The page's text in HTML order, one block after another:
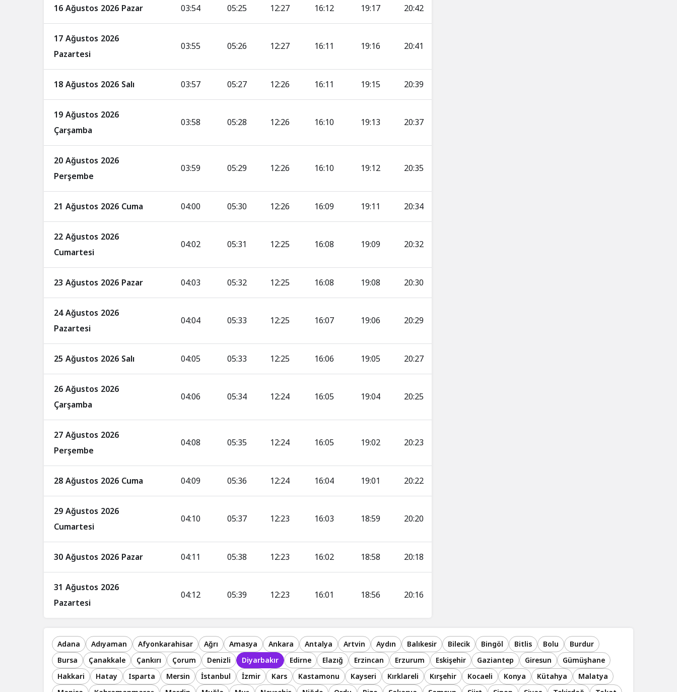
16 Ağustos 2026 Pazar 03:54 05:25 12:27 16:12 19:17
20:42
17 Ağustos 2026
Pazartesi
03:55 05:26 12:27 16:11 19:16 20:41
18 Ağustos 2026 Salı 03:57 05:27 12:26 16:11 19:15
20:39
19 Ağustos 2026
Çarşamba
03:58 05:28 12:26 16:10 19:13 20:37
20 Ağustos 2026
Perşembe
03:59 05:29 12:26 16:10 19:12 20:35
21 Ağustos 2026 Cuma 04:00 05:30 12:26 16:09 19:11
20:34
22 Ağustos 2026
Cumartesi
04:02 05:31 12:25 16:08 19:09 20:32
23 Ağustos 2026 Pazar 04:03 05:32 12:25 16:08 19:08
20:30
24 Ağustos 2026
Pazartesi
04:04 05:33 12:25 16:07 19:06 20:29
25 Ağustos 2026 Salı 04:05 05:33 12:25 16:06 19:05
20:27
26 Ağustos 2026
Çarşamba
04:06 05:34 12:24 16:05 19:04 20:25
27 Ağustos 2026
Perşembe
04:08 05:35 12:24 16:05 19:02 20:23
28 Ağustos 2026 Cuma 04:09 05:36 12:24 16:04 19:01
20:22
29 Ağustos 2026
Cumartesi
04:10 05:37 12:23 16:03 18:59 20:20
30 Ağustos 2026 Pazar 04:11 05:38 12:23 16:02 18:58
20:18
31 Ağustos 2026
Pazartesi
04:12 05:39 12:23 16:01 18:56 20:16
Adana Adıyaman Afyonkarahisar Ağrı Amasya Ankara Antalya Artvin Aydın Balıkesir Bilecik Bingöl Bitlis Bolu
Burdur
Bursa
Çanakkale Çankırı Çorum Denizli Diyarbakır Edirne Elazığ Erzincan Erzurum Eskişehir Gaziantep Giresun
Gümüşhane
Hakkari
Hatay Isparta Mersin İstanbul İzmir Kars Kastamonu Kayseri Kırklareli Kırşehir Kocaeli Konya Kütahya
Malatya